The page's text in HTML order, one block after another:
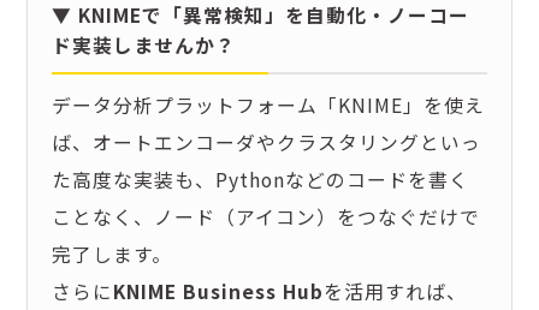
▼ KNIMEで「異常検知」を自動化・ノーコー
ド実装しませんか？
データ分析プラットフォーム「KNIME」を使え
ば、オートエンコーダやクラスタリングといっ
た高度な実装も、Pythonなどのコードを書く
ことなく、ノード（アイコン）をつなぐだけで
完了します。
さらにKNIME Business Hubを活用すれば、